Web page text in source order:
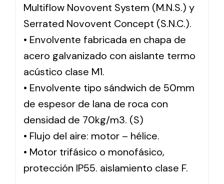
Multiflow Novovent System (M.N.S.) y
Serrated Novovent Concept (S.N.C.).
• Envolvente fabricada en chapa de
acero galvanizado con aislante termo
acústico clase M1.
• Envolvente tipo sándwich de 50mm
de espesor de lana de roca con
densidad de 70kg/m3. (S)
• Flujo del aire: motor – hélice.
• Motor trifásico o monofásico,
protección IP55. aislamiento clase F.